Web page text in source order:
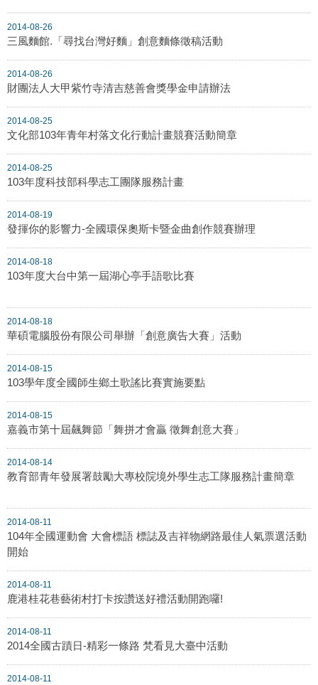
2014-08-26
三風麵館.「尋找台灣好麵」創意麵條徵稿活動
2014-08-26
財團法人大甲紫竹寺清吉慈善會獎學金申請辦法
2014-08-25
文化部103年青年村落文化行動計畫競賽活動簡章
2014-08-25
103年度科技部科學志工團隊服務計畫
2014-08-19
發揮你的影響力-全國環保奧斯卡暨金曲創作競賽辦理
2014-08-18
103年度大台中第一屆湖心亭手語歌比賽
2014-08-18
華碩電腦股份有限公司舉辦「創意廣告大賽」活動
2014-08-15
103學年度全國師生鄉土歌謠比賽實施要點
2014-08-15
嘉義市第十屆飆舞節「舞拼才會贏 徵舞創意大賽」
2014-08-14
教育部青年發展署鼓勵大專校院境外學生志工隊服務計畫簡章
2014-08-11
104年全國運動會 大會標語 標誌及吉祥物網路最佳人氣票選活動
開始
2014-08-11
鹿港桂花巷藝術村打卡按讚送好禮活動開跑囉!
2014-08-11
2014全國古蹟日-精彩一條路 梵看見大臺中活動
2014-08-11